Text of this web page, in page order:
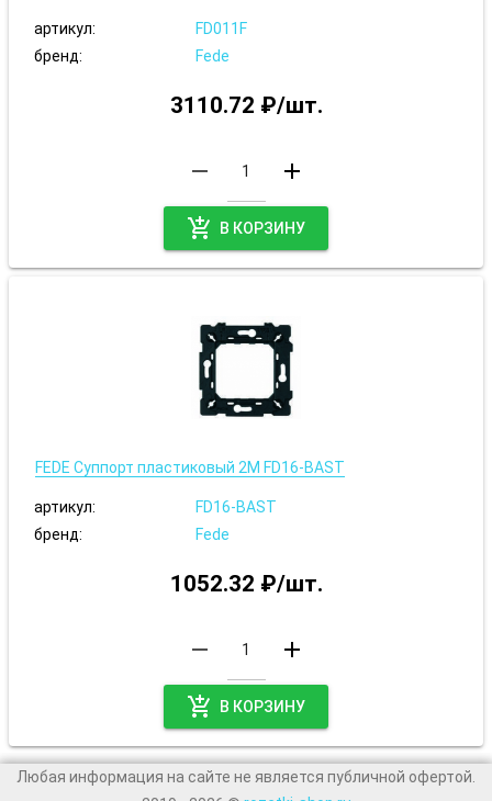
артикул:
FD011F
бренд:
Fede
3110.72 ₽/шт.
remove add
add_shopping_cart В КОРЗИНУ
FEDE Суппорт пластиковый 2М FD16-BAST
артикул:
FD16-BAST
бренд:
Fede
1052.32 ₽/шт.
remove add
add_shopping_cart В КОРЗИНУ
Любая информация на сайте не является публичной офертой.